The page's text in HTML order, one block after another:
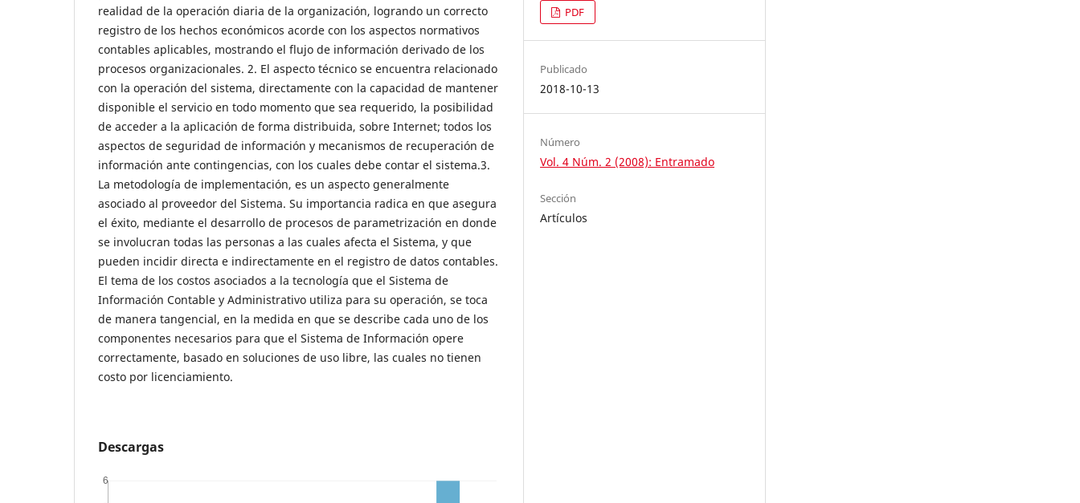
realidad de la operación diaria de la organización, logrando un correcto
registro de los hechos económicos acorde con los aspectos normativos
contables aplicables, mostrando el flujo de información derivado de los
procesos organizacionales. 2. El aspecto técnico se encuentra relacionado
con la operación del sistema, directamente con la capacidad de mantener
disponible el servicio en todo momento que sea requerido, la posibilidad
de acceder a la aplicación de forma distribuida, sobre Internet; todos los
aspectos de seguridad de información y mecanismos de recuperación de
información ante contingencias, con los cuales debe contar el sistema.3.
La metodología de implementación, es un aspecto generalmente
asociado al proveedor del Sistema. Su importancia radica en que asegura
el éxito, mediante el desarrollo de procesos de parametrización en donde
se involucran todas las personas a las cuales afecta el Sistema, y que
pueden incidir directa e indirectamente en el registro de datos contables.
El tema de los costos asociados a la tecnología que el Sistema de
Información Contable y Administrativo utiliza para su operación, se toca
de manera tangencial, en la medida en que se describe cada uno de los
componentes necesarios para que el Sistema de Información opere
correctamente, basado en soluciones de uso libre, las cuales no tienen
costo por licenciamiento.
Descargas
PDF
Publicado
2018-10-13
Número
Vol. 4 Núm. 2 (2008): Entramado
Sección
Artículos